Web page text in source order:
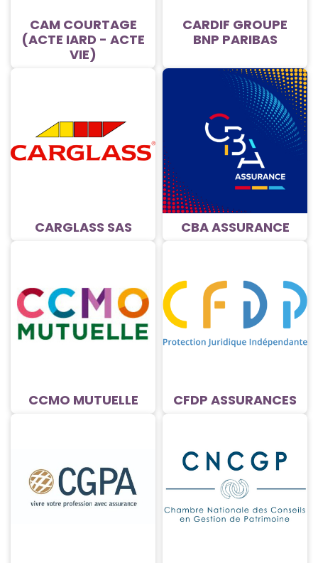
CAM COURTAGE
(ACTE IARD - ACTE
VIE)
CARDIF GROUPE
BNP PARIBAS
CARGLASS SAS CBA ASSURANCE
CCMO MUTUELLE CFDP ASSURANCES